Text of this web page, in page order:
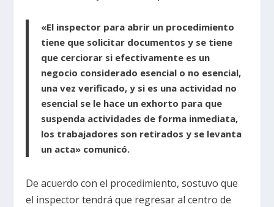
«El inspector para abrir un procedimiento
tiene que solicitar documentos y se tiene
que cerciorar si efectivamente es un
negocio considerado esencial o no esencial,
una vez verificado, y si es una actividad no
esencial se le hace un exhorto para que
suspenda actividades de forma inmediata,
los trabajadores son retirados y se levanta
un acta» comunicó.
De acuerdo con el procedimiento, sostuvo que
el inspector tendrá que regresar al centro de